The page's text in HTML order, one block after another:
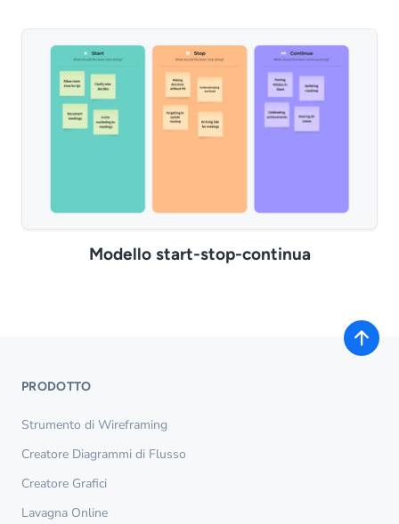
Modello start-stop-continua
PRODOTTO
Strumento di Wireframing
Creatore Diagrammi di Flusso
Creatore Grafici
Lavagna Online